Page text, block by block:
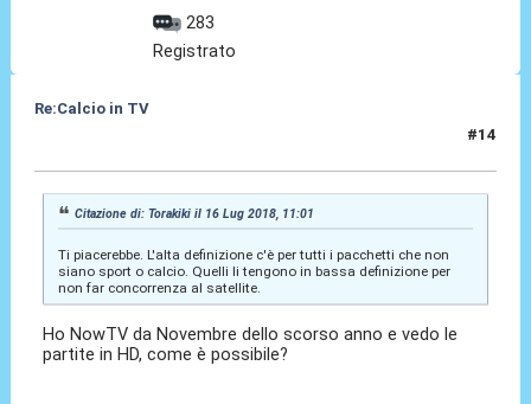
283
Registrato
Re:Calcio in TV
#14
Citazione di: Torakiki il 16 Lug 2018, 11:01
Ti piacerebbe. L'alta definizione c'è per tutti i pacchetti che non
siano sport o calcio. Quelli li tengono in bassa definizione per
non far concorrenza al satellite.
Ho NowTV da Novembre dello scorso anno e vedo le
partite in HD, come è possibile?